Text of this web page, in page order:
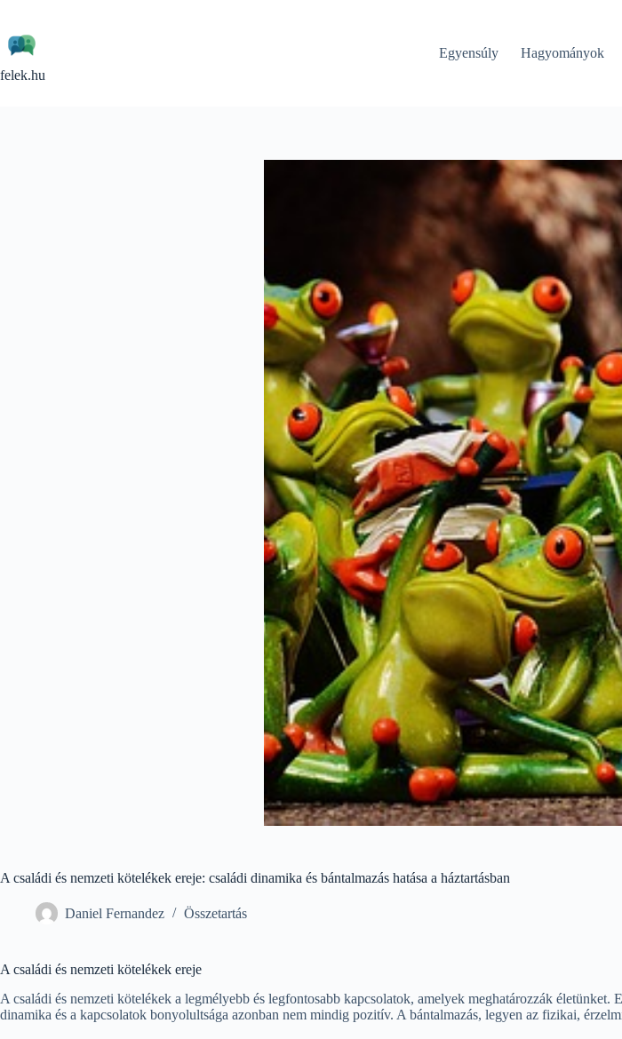
content
felek.hu
Egyensúly Hagyományok
A családi és nemzeti kötelékek ereje: családi dinamika és bántalmazás hatása a háztartásban
Daniel Fernandez Összetartás
A családi és nemzeti kötelékek ereje
A családi és nemzeti kötelékek a legmélyebb és legfontosabb kapcsolatok, amelyek meghatározzák
dinamika és a kapcsolatok bonyolultsága azonban nem mindig pozitív. A bántalmazás, legyen az fizikai,